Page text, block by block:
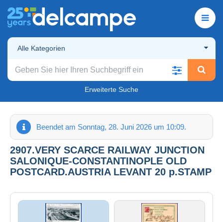
Alle Kategorien
Erweiterte Suche
Beendet am Sonntag, 28. Juni 2026 um 10:09.
2907.VERY SCARCE RAILWAY JUNCTION
SALONIQUE-CONSTANTINOPLE OLD
POSTCARD.AUSTRIA LEVANT 20 p.STAMP